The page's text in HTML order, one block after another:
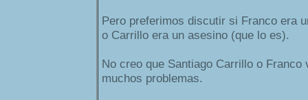
Pero preferimos discutir si Franco era
o Carrillo era un asesino (que lo es).
No creo que Santiago Carrillo o Franco
muchos problemas.